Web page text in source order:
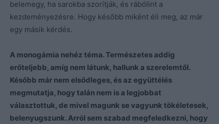
belemegy, ha sarokba szorítják, és rábólint a
kezdeményezésre. Hogy később miként éli meg, az már
egy másik kérdés.
A monogámia nehéz téma. Természetes addig
erőteljebb, amíg nem látunk, hallunk a szerelemtől.
Később már nem elsődleges, és az együttélés
megmutatja, hogy talán nem is a legjobbat
választottuk, de mivel magunk se vagyunk tökéletesek,
belenyugszunk. Arról sem szabad megfeledkezni, hogy